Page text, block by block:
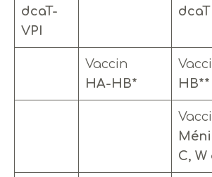
dcaT-
VPI
dcaT
Vaccin
HA-HB*
HB**
C, W